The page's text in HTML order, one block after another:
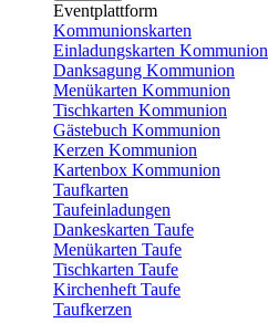
Eventplattform
Kommunionskarten
Einladungskarten Kommunion
Danksagung Kommunion
Menükarten Kommunion
Tischkarten Kommunion
Gästebuch Kommunion
Kerzen Kommunion
Kartenbox Kommunion
Taufkarten
Taufeinladungen
Dankeskarten Taufe
Menükarten Taufe
Tischkarten Taufe
Kirchenheft Taufe
Taufkerzen